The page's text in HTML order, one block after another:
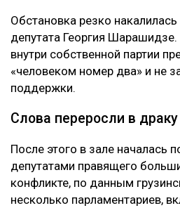
Обстановка резко
депутата Георгия
внутри собственной партии
«человеком номер два» и не
поддержки.
Слова переросли в драку
После этого в зале началась
депутатами правящего
конфликте, по данным
несколько парламентариев,